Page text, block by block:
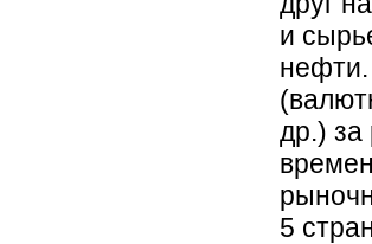
и
нефти.
др.)
5